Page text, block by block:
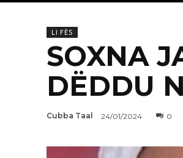
LI FËS
SOXNA
DËDDU
Cubba Taal 24/01/2024 0